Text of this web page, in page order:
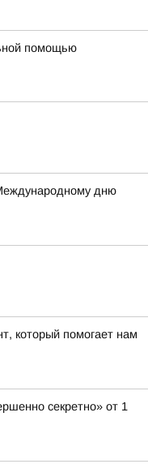
помощью
дню
который помогает нам
секретно» от 1